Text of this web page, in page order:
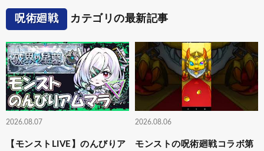
呪術廻戦 カテゴリの最新記事
2026.08.07
【モンストLIVE】のんびりア
2026.08.06
モンストの呪術廻戦コラボ第